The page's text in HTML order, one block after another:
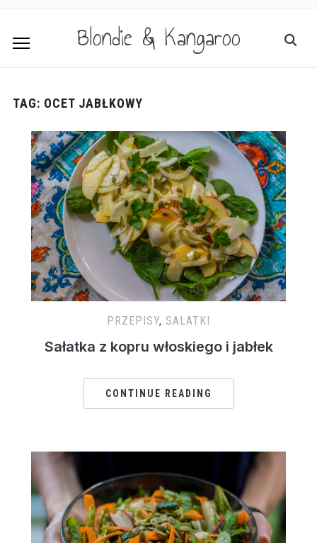
Blondie & Kangaroo
TAG: OCET JABŁKOWY
PRZEPISY, SALATKI
Sałatka z kopru włoskiego i jabłek
CONTINUE READING